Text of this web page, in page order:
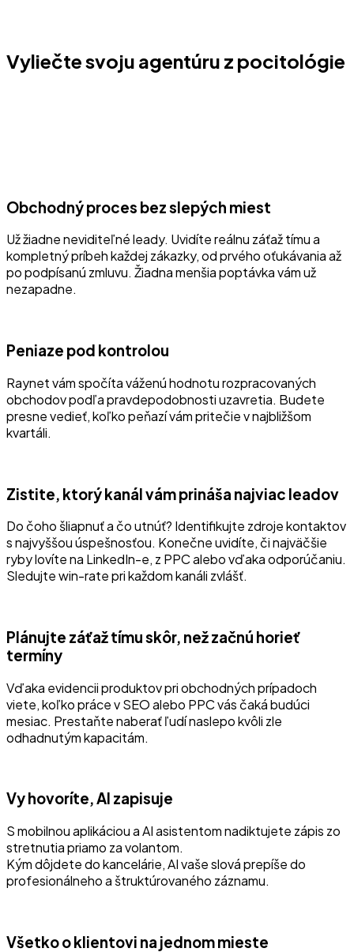
Vyliečte svoju agentúru z pocitológie
Obchodný proces bez slepých miest
Už žiadne neviditeľné leady. Uvidíte reálnu záťaž tímu a
kompletný príbeh každej zákazky, od prvého oťukávania až
po podpísanú zmluvu. Žiadna menšia poptávka vám už
nezapadne.
Peniaze pod kontrolou
Raynet vám spočíta váženú hodnotu rozpracovaných
obchodov podľa pravdepodobnosti uzavretia. Budete
presne vedieť, koľko peňazí vám pritečie v najbližšom
kvartáli.
Zistite, ktorý kanál vám prináša najviac leadov
Do čoho šliapnuť a čo utnúť? Identifikujte zdroje kontaktov
s najvyššou úspešnosťou. Konečne uvidíte, či najväčšie
ryby lovíte na LinkedIn-e, z PPC alebo vďaka odporúčaniu.
Sledujte win-rate pri každom kanáli zvlášť.
Plánujte záťaž tímu skôr, než začnú horieť
termíny
Vďaka evidencii produktov pri obchodných prípadoch
viete, koľko práce v SEO alebo PPC vás čaká budúci
mesiac. Prestaňte naberať ľudí naslepo kvôli zle
odhadnutým kapacitám.
Vy hovoríte, AI zapisuje
S mobilnou aplikáciou a AI asistentom nadiktujete zápis zo
stretnutia priamo za volantom.
Kým dôjdete do kancelárie, AI vaše slová prepíše do
profesionálneho a štruktúrovaného záznamu.
Všetko o klientovi na jednom mieste